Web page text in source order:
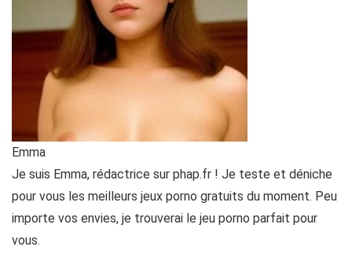
Emma
Je suis Emma, rédactrice sur phap.fr ! Je teste et déniche
pour vous les meilleurs jeux porno gratuits du moment. Peu
importe vos envies, je trouverai le jeu porno parfait pour
vous.